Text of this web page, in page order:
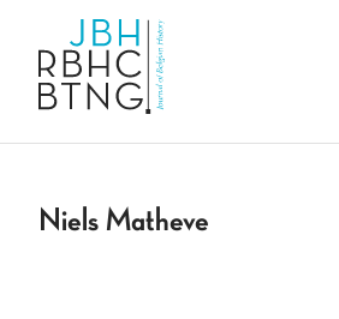
Niels Matheve